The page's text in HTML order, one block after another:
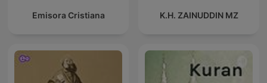
Emisora Cristiana K.H. ZAINUDDIN MZ